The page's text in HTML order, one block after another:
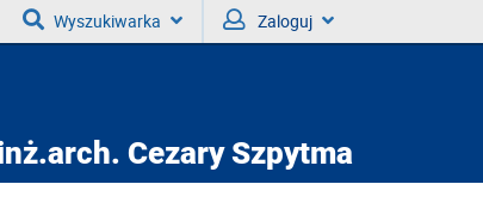
Wyszukiwarka Zaloguj
Cezary Szpytma